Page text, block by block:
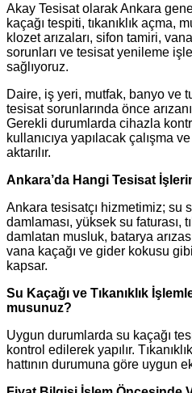
Akay Tesisat olarak Ankara
kaçağı tespiti, tıkanıklık açma,
klozet arızaları, sifon tamiri,
sorunları ve tesisat yenileme
sağlıyoruz.
Daire, iş yeri, mutfak, banyo ve
tesisat sorunlarında önce
Gerekli durumlarda cihazla
kullanıcıya yapılacak çalışma
aktarılır.
Ankara’da Hangi Tesisat
Ankara tesisatçı hizmetimiz; su
damlaması, yüksek su faturası,
damlatan musluk, batarya
vana kaçağı ve gider kokusu
kapsar.
Su Kaçağı ve Tıkanıklık
musunuz?
Uygun durumlarda su kaçağı
kontrol edilerek yapılır.
hattının durumuna göre uygun